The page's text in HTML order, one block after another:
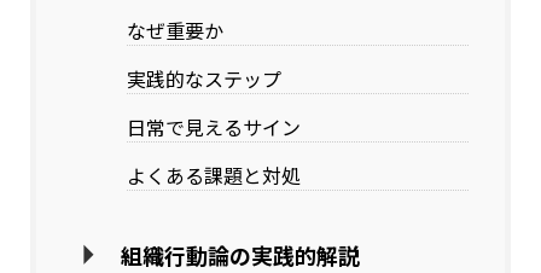
なぜ重要か
実践的なステップ
日常で見えるサイン
よくある課題と対処
組織行動論の実践的解説